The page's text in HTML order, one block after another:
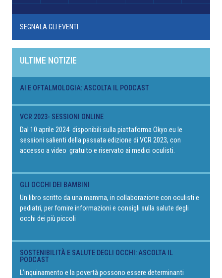
SEGNALA GLI EVENTI
ULTIME NOTIZIE
AI E OFTALMOLOGIA: ASCOLTA IL PODCAST
VCR 2023- SESSIONI ONLINE
Dal 10 aprile 2024 disponibili sulla piattaforma Okyo.eu le
sessioni salienti della passata edizione di VCR 2023, con
accesso a video gratuito e riservato ai medici oculisti.
GLI OCCHI DEI BAMBINI
Un libro scritto da una mamma, in collaborazione con oculisti e
pediatri, per fornire informazioni e consigli sulla salute degli
occhi dei più piccoli
SOSTENIBILITÀ E SALUTE DEGLI OCCHI: ASCOLTA IL
PODCAST
L’inquinamento e la povertà possono essere determinanti